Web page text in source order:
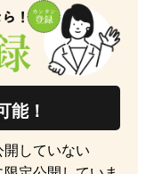
能！
していない